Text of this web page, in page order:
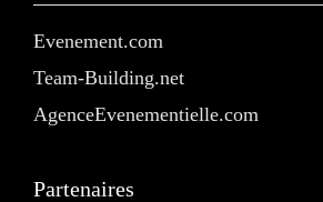
Evenement.com
Team-Building.net
AgenceEvenementielle.com
Partenaires